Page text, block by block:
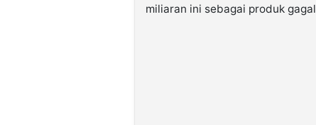
miliaran ini sebagai produk